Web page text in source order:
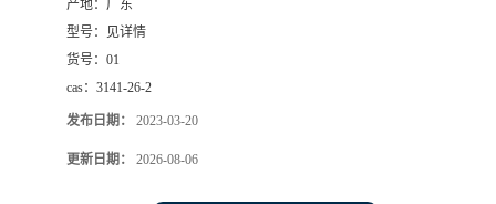
产地： 广东
型号：
见详情
货号： 01
cas： 3141-26-2
发布日期： 2023-03-20
更新日期： 2026-08-06